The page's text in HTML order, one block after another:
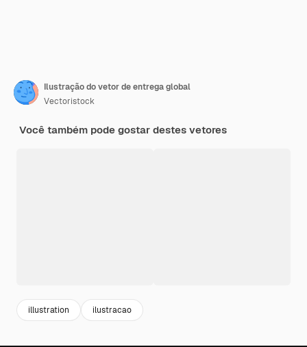
Ilustração do vetor de entrega global
Vectoristock
Você também pode gostar destes vetores
illustration ilustracao